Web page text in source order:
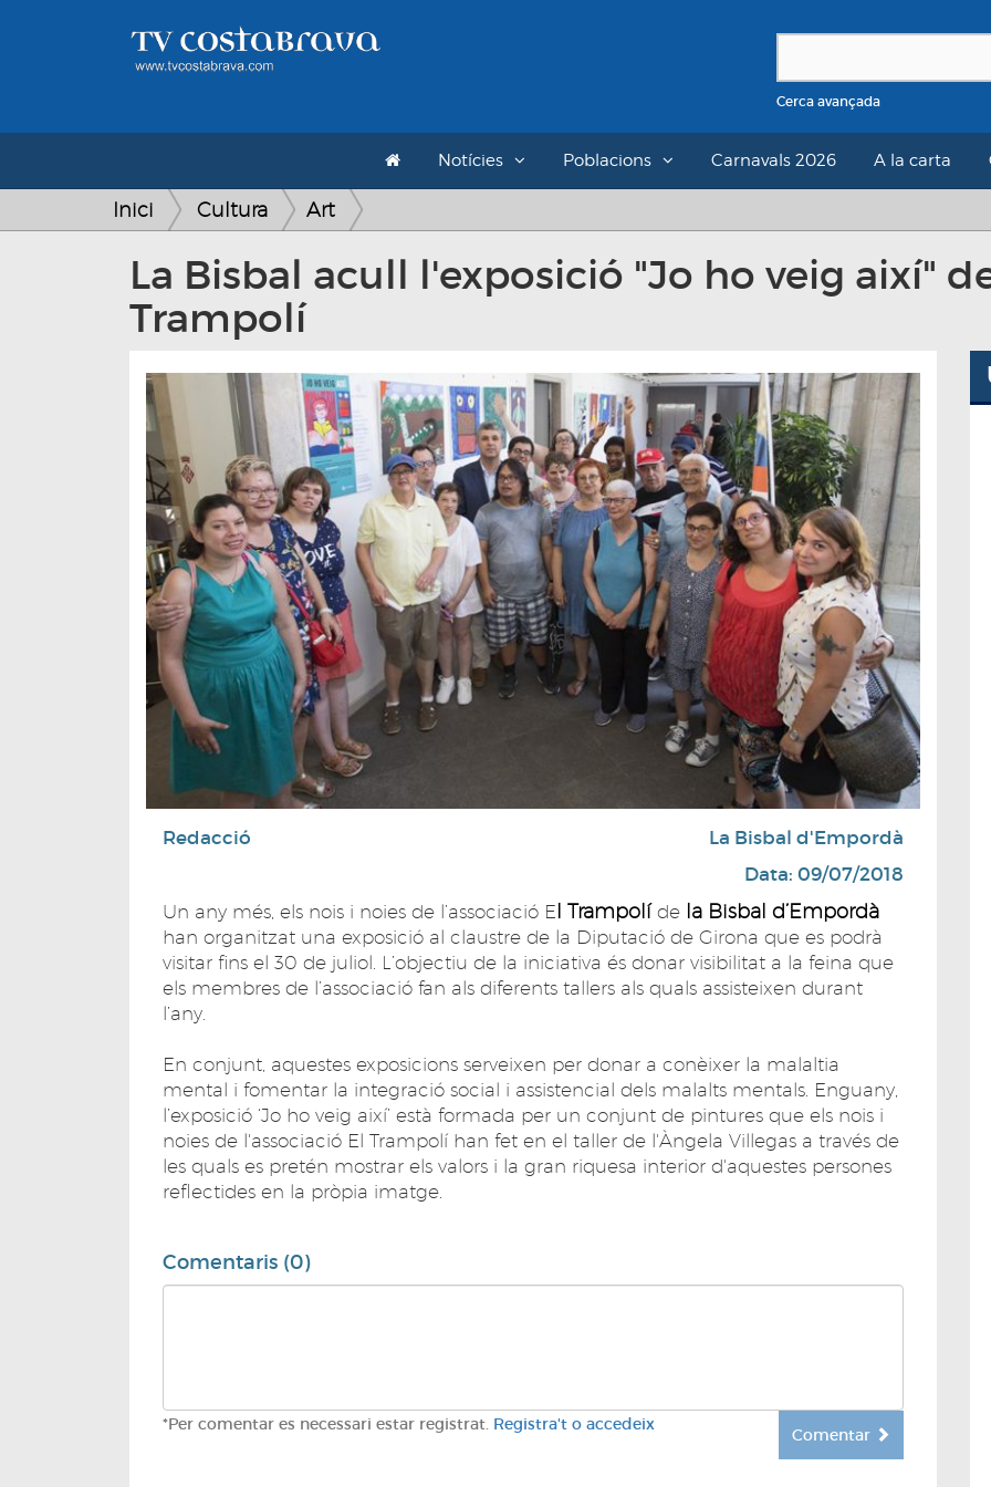
Cerca avançada
Notícies Poblacions Carnavals 2026 A la carta
Inici Cultura Art
La Bisbal acull l'exposició "Jo ho veig així"
Trampolí
Redacció
La Bisbal d'Empordà
Data: 09/07/2018
Un any més, els nois i noies de l’associació E l Trampolí de la Bisbal d’Empordà
han organitzat una exposició al claustre de la Diputació de Girona que es podrà
visitar fins el 30 de juliol. L’objectiu de la iniciativa és donar visibilitat a la feina que
els membres de l’associació fan als diferents tallers als quals assisteixen durant
l’any.
En conjunt, aquestes exposicions serveixen per donar a conèixer la malaltia
mental i fomentar la integració social i assistencial dels malalts mentals. Enguany,
l’exposició ‘Jo ho veig així’ està formada per un conjunt de pintures que els nois i
noies de l'associació El Trampolí han fet en el taller de l'Àngela Villegas a través de
les quals es pretén mostrar els valors i la gran riquesa interior d'aquestes persones
reflectides en la pròpia imatge.
Comentaris (0)
*Per comentar es necessari estar registrat. Registra't o accedeix
Comentar